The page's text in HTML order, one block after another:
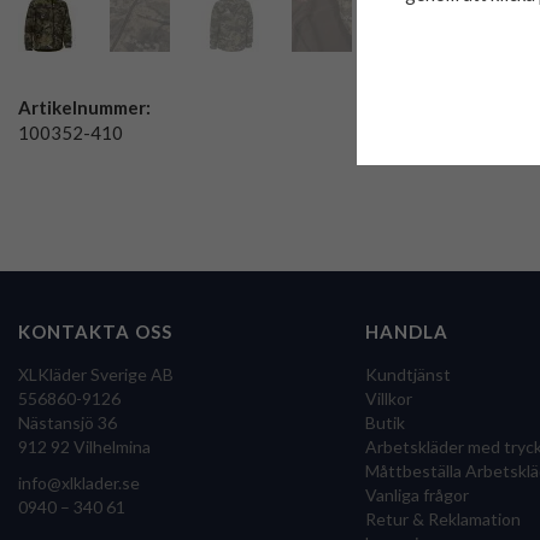
Artikelnummer:
100352-410
KONTAKTA OSS
XLKläder Sverige AB
556860-9126
Nästansjö 36
912 92 Vilhelmina
info@xlklader.se
0940 – 340 61
HANDLA
Kundtjänst
Villkor
Butik
Arbetskläder med tryck
Måttbeställa
Vanliga frågor
Retur & Reklamation